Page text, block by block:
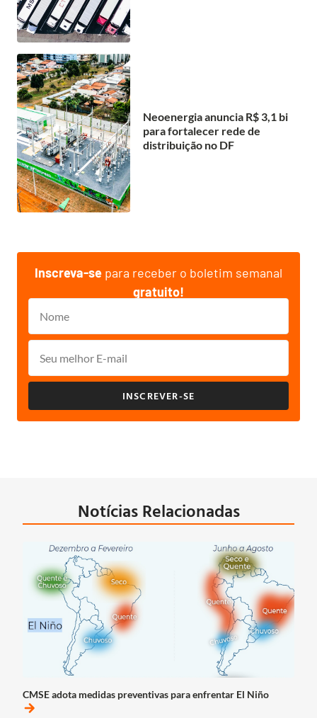
Neoenergia anuncia R$ 3,1 bi
para fortalecer rede de
distribuição no DF
Inscreva-se para receber o boletim semanal
gratuito!
INSCREVER-SE
Notícias Relacionadas
CMSE adota medidas preventivas para enfrentar El Niño
arrow_forward